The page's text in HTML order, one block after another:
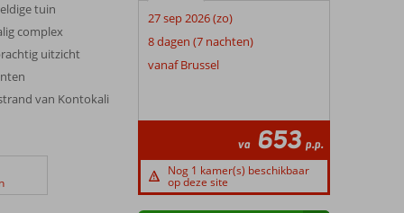
tuin
complex
uitzicht
van Kontokali
27 sep 2026 (zo)
8 dagen (7 nachten)
vanaf Brussel
va 653 p.p.
Nog 1 kamer(s) beschikbaar
op deze site